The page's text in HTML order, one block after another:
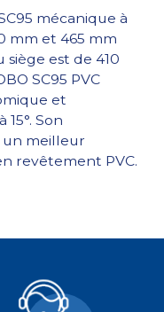
mécanique à
mm et 465 mm
est de 410
SC95 PVC
et
Son
un meilleur
revêtement PVC.